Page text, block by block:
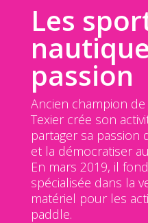
Les
passion
Ancien champion de
Texier crée son
partager sa passion
et la démocratiser
En mars 2019, il
spécialisée dans la
matériel pour les
paddle.